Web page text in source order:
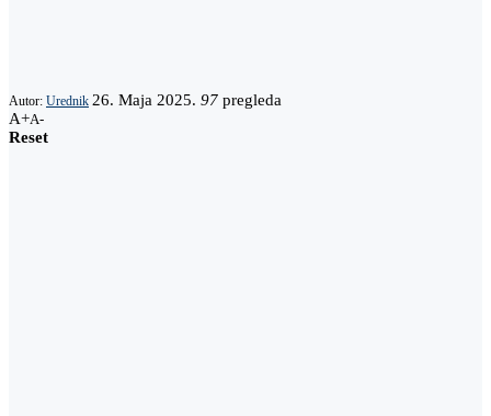
Autor: Urednik 26. Maja 2025. 97 pregleda
A+A-
Reset